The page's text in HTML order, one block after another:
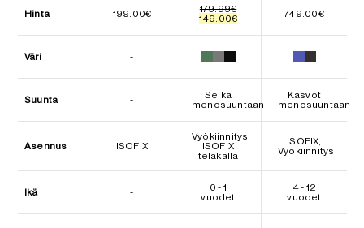
Hinta 199.00€ 179.99€
Alkuperäinen
hinta
oli:
149.00€Nykyinen
hinta
on:
749.00€
Väri -
Suunta -
Selkä
menosuuntaan
Kasvot
menosuuntaan
Asennus ISOFIX
Vyökiinnitys,
ISOFIX
telakalla
ISOFIX,
Vyökiinnitys
Ikä -
0 - 1
vuodet
4 - 12
vuodet